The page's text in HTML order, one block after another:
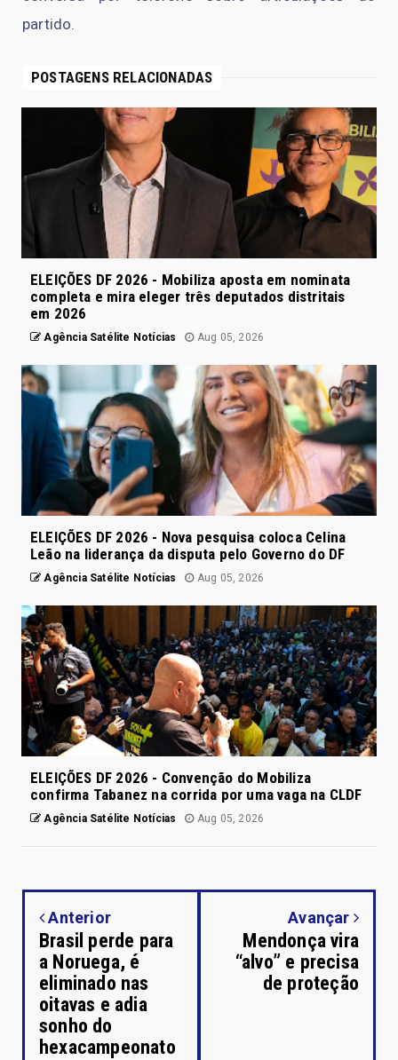
partido.
POSTAGENS RELACIONADAS
ELEIÇÕES DF 2026 - Mobiliza aposta em nominata
completa e mira eleger três deputados distritais
em 2026
Agência Satélite Notícias Aug 05, 2026
ELEIÇÕES DF 2026 - Nova pesquisa coloca Celina
Leão na liderança da disputa pelo Governo do DF
Agência Satélite Notícias Aug 05, 2026
ELEIÇÕES DF 2026 - Convenção do Mobiliza
confirma Tabanez na corrida por uma vaga na CLDF
Agência Satélite Notícias Aug 05, 2026
Anterior
Brasil perde para
a Noruega, é
eliminado nas
oitavas e adia
sonho do
hexacampeonato
Avançar
Mendonça vira
“alvo” e precisa
de proteção